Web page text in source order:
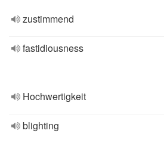
zustimmend
fastidiousness
Hochwertigkeit
blighting